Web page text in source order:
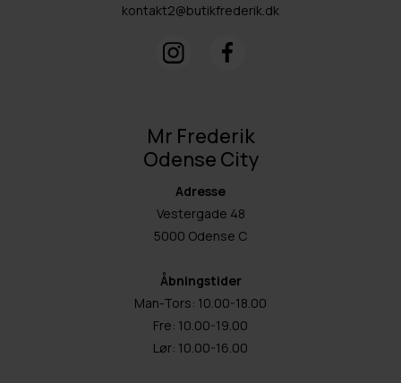
kontakt2@butikfrederik.dk
Mr Frederik
Odense City
Adresse
Vestergade 48
5000 Odense C
Åbningstider
Man-Tors: 10.00-18.00
Fre: 10.00-19.00
Lør: 10.00-16.00